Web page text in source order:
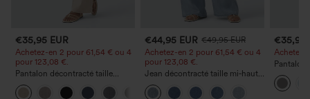
€35,95 EUR
Achetez-en 2 pour 61,54 € ou 4
pour 123,08 €.
Pantalon décontracté taille
haute à jambe droite, effet lin,
avec poches
€44,95 EUR €49,95 EUR
Achetez-en 2 pour 61,54 € ou 4
pour 123,08 €.
Jean décontracté taille mi‑haute,
à cordon de serrage, avec
poches
€35,95
Achetez-
Pantalon
poches